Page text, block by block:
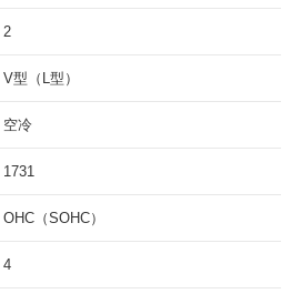
2
V型（L型）
空冷
1731
OHC（SOHC）
4